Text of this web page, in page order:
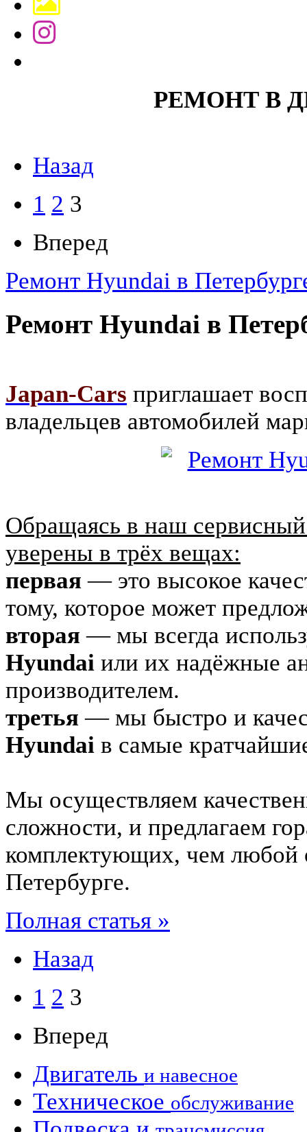
РЕМОНТ В
Назад
1 2 3
Вперед
Ремонт Hyundai в
Ремонт Hyundai в
Japan-Cars приглашает
владельцев автомобилей
Обращаясь в наш
уверены в трёх вещах:
первая — это высокое
тому, которое может
вторая — мы всегда
Hyundai или их надёжные
производителем.
третья — мы быстро и
Hyundai в самые
Мы осуществляем
сложности, и предлагаем
комплектующих, чем
Петербурге.
Полная статья »
Назад
1 2 3
Вперед
Двигатель и навесное
Техническое обслуживание